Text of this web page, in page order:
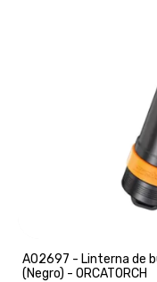
A02697 - Linterna de
(Negro) - ORCATORCH